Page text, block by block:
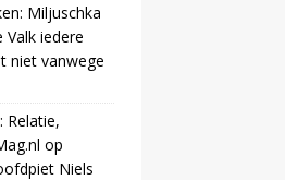
Miljuschka
iedere
niet vanwege
Relatie,
op
Niels